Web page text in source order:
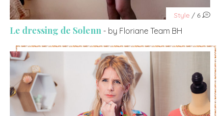
Style / 6
Le dressing de Solenn - by Floriane Team BH